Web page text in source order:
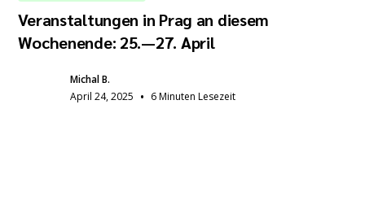
Veranstaltungen in Prag an diesem
Wochenende: 25.—27. April
Michal B.
April 24, 2025 • 6 Minuten Lesezeit